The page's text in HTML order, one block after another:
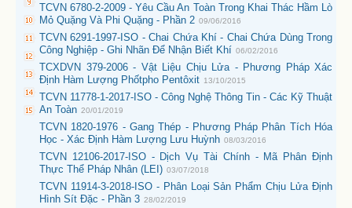
TCVN 6780-2-2009 - Yêu Cầu An Toàn Trong Khai Thác Hầm Lò
Mỏ Quặng Và Phi Quặng - Phần 2 09/06/2016
TCVN 6291-1997-ISO - Chai Chứa Khí - Chai Chứa Dùng Trong
Công Nghiệp - Ghi Nhãn Để Nhận Biết Khí 06/02/2016
TCXDVN 379-2006 - Vật Liệu Chịu Lửa - Phương Pháp Xác
Định Hàm Lượng Phốtpho Pentôxit 13/10/2015
TCVN 11778-1-2017-ISO - Công Nghệ Thông Tin - Các Kỹ Thuật
An Toàn 20/01/2019
TCVN 1820-1976 - Gang Thép - Phương Pháp Phân Tích Hóa
Học - Xác Định Hàm Lượng Lưu Huỳnh 08/03/2016
TCVN 12106-2017-ISO - Dịch Vụ Tài Chính - Mã Phân Định
Thực Thể Pháp Nhân (LEI) 03/07/2018
TCVN 11914-3-2018-ISO - Phân Loại Sản Phẩm Chịu Lửa Định
Hình Sít Đặc - Phần 3 28/02/2019